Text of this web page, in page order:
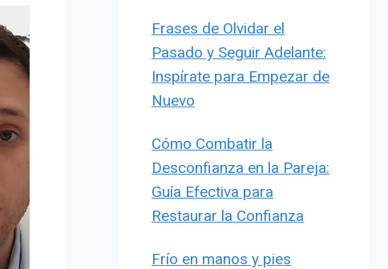
Frases de Olvidar el
Pasado y Seguir Adelante:
Inspírate para Empezar de
Nuevo
Cómo Combatir la
Desconfianza en la Pareja:
Guía Efectiva para
Restaurar la Confianza
Frío en manos y pies